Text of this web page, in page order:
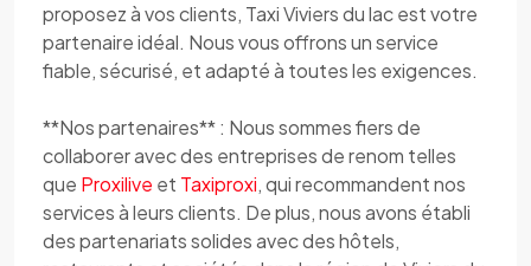
proposez à vos clients, Taxi Viviers du lac est votre
partenaire idéal. Nous vous offrons un service
fiable, sécurisé, et adapté à toutes les exigences.
**Nos partenaires** : Nous sommes fiers de
collaborer avec des entreprises de renom telles
que Proxilive et Taxiproxi, qui recommandent nos
services à leurs clients. De plus, nous avons établi
des partenariats solides avec des hôtels,